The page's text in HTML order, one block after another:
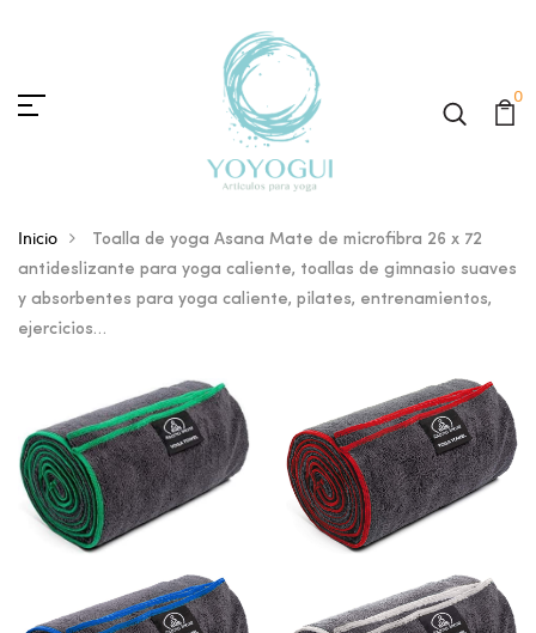
0
Inicio
Toalla de yoga Asana Mate de microfibra 26 x 72
antideslizante para yoga caliente, toallas de gimnasio suaves
y absorbentes para yoga caliente, pilates, entrenamientos,
ejercicios…